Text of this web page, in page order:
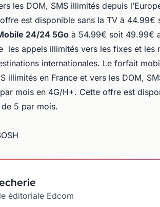
les DOM, SMS illimités depuis
est disponible sans la TV à
24/24 5Go à 54.99€ soit 49.99€
les appels illimités vers les fixes et les
internationales. Le forfait
illimités en France et vers les DOM,
mois en 4G/H+. Cette offre est
5 par mois.
éditoriale Edcom